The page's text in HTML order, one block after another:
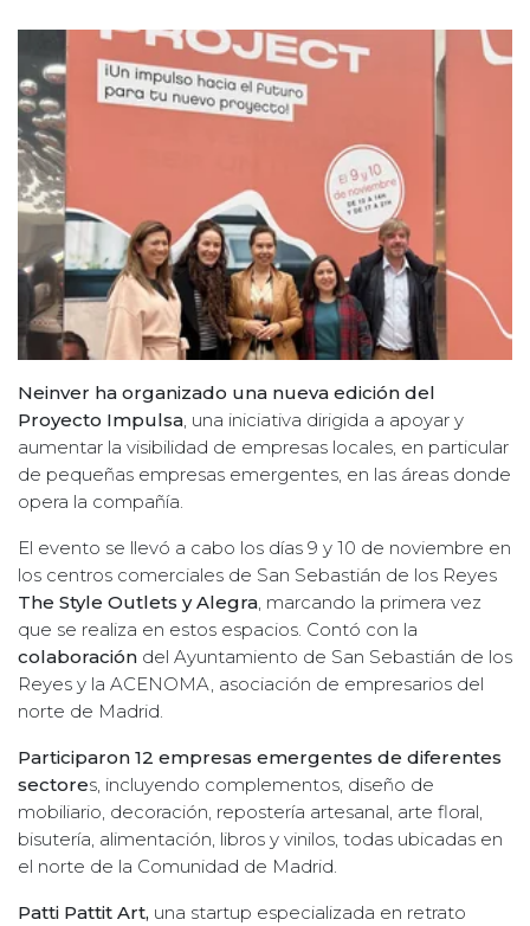
Neinver ha organizado una nueva edición del
Proyecto Impulsa, una iniciativa dirigida a apoyar y
aumentar la visibilidad de empresas locales, en particular
de pequeñas empresas emergentes, en las áreas donde
opera la compañía.
El evento se llevó a cabo los días 9 y 10 de noviembre en
los centros comerciales de San Sebastián de los Reyes
The Style Outlets y Alegra, marcando la primera vez
que se realiza en estos espacios. Contó con la
colaboración del Ayuntamiento de San Sebastián de los
Reyes y la ACENOMA, asociación de empresarios del
norte de Madrid.
Participaron 12 empresas emergentes de diferentes
sectores, incluyendo complementos, diseño de
mobiliario, decoración, repostería artesanal, arte floral,
bisutería, alimentación, libros y vinilos, todas ubicadas en
el norte de la Comunidad de Madrid.
Patti Pattit Art, una startup especializada en retrato